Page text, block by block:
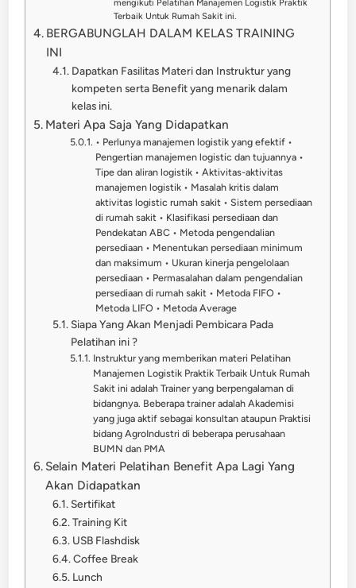
mengikuti Pelatihan Manajemen Logistik Praktik
Terbaik Untuk Rumah Sakit ini.
BERGABUNGLAH DALAM KELAS TRAINING
INI
Dapatkan Fasilitas Materi dan Instruktur yang
kompeten serta Benefit yang menarik dalam
kelas ini.
Materi Apa Saja Yang Didapatkan
• Perlunya manajemen logistik yang efektif •
Pengertian manajemen logistic dan tujuannya •
Tipe dan aliran logistik • Aktivitas-aktivitas
manajemen logistik • Masalah kritis dalam
aktivitas logistic rumah sakit • Sistem persediaan
di rumah sakit • Klasifikasi persediaan dan
Pendekatan ABC • Metoda pengendalian
persediaan • Menentukan persediaan minimum
dan maksimum • Ukuran kinerja pengelolaan
persediaan • Permasalahan dalam pengendalian
persediaan di rumah sakit • Metoda FIFO •
Metoda LIFO • Metoda Average
Siapa Yang Akan Menjadi Pembicara Pada
Pelatihan ini ?
Instruktur yang memberikan materi Pelatihan
Manajemen Logistik Praktik Terbaik Untuk Rumah
Sakit ini adalah Trainer yang berpengalaman di
bidangnya. Beberapa trainer adalah Akademisi
yang juga aktif sebagai konsultan ataupun Praktisi
bidang AgroIndustri di beberapa perusahaan
BUMN dan PMA
Selain Materi Pelatihan Benefit Apa Lagi Yang
Akan Didapatkan
Sertifikat
Training Kit
USB Flashdisk
Coffee Break
Lunch